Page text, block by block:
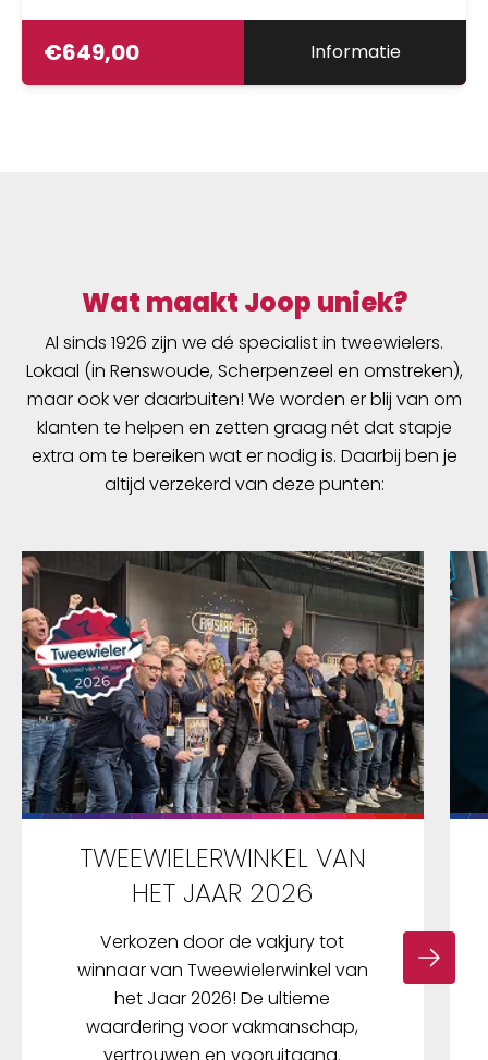
€649,00 Informatie
Wat maakt Joop uniek?
Al sinds 1926 zijn we dé specialist in tweewielers.
Lokaal (in Renswoude, Scherpenzeel en omstreken),
maar ook ver daarbuiten! We worden er blij van om
klanten te helpen en zetten graag nét dat stapje
extra om te bereiken wat er nodig is. Daarbij ben je
altijd verzekerd van deze punten:
TWEEWIELERWINKEL VAN
HET JAAR 2026
Verkozen door de vakjury tot
winnaar van Tweewielerwinkel van
het Jaar 2026! De ultieme
waardering voor vakmanschap,
vertrouwen en vooruitgang.